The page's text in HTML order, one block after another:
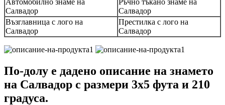
Салвадор
Салвадор
Възглавница с лого на
Салвадор
Престилка с лого на
Салвадор
По-долу е дадено описание на знамето
на Салвадор с размери 3x5 фута и 210
градуса.